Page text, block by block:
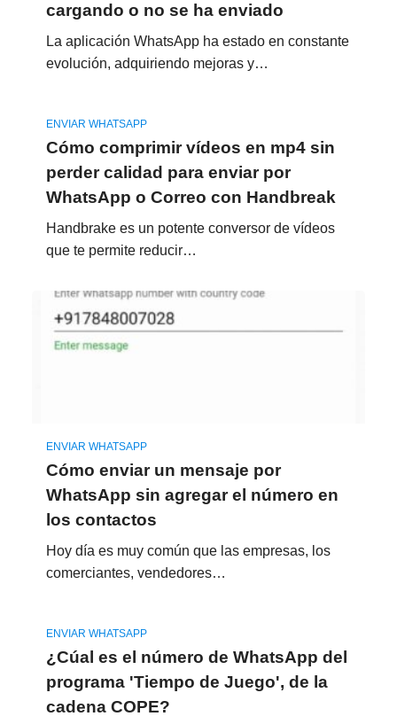
cargando o no se ha enviado
La aplicación WhatsApp ha estado en constante
evolución, adquiriendo mejoras y…
ENVIAR WHATSAPP
Cómo comprimir vídeos en mp4 sin
perder calidad para enviar por
WhatsApp o Correo con Handbreak
Handbrake es un potente conversor de vídeos
que te permite reducir…
ENVIAR WHATSAPP
Cómo enviar un mensaje por
WhatsApp sin agregar el número en
los contactos
Hoy día es muy común que las empresas, los
comerciantes, vendedores…
ENVIAR WHATSAPP
¿Cúal es el número de WhatsApp del
programa 'Tiempo de Juego', de la
cadena COPE?